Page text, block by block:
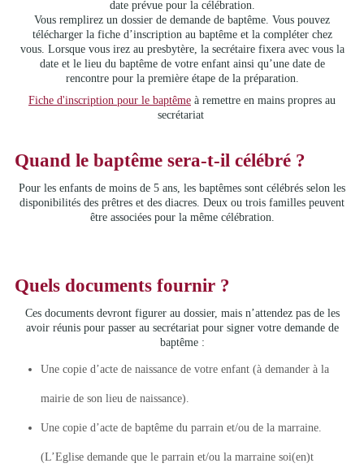
date prévue pour la célébration.
Vous remplirez un dossier de demande de baptême. Vous pouvez
télécharger la fiche d’inscription au baptême et la compléter chez
vous. Lorsque vous irez au presbytère, la secrétaire fixera avec vous la
date et le lieu du baptême de votre enfant ainsi qu’une date de
rencontre pour la première étape de la préparation.
Fiche d'inscription pour le baptême à remettre en mains propres au
secrétariat
Quand le baptême sera-t-il célébré ?
Pour les enfants de moins de 5 ans, les baptêmes sont célébrés selon les
disponibilités des prêtres et des diacres. Deux ou trois familles peuvent
être associées pour la même célébration.
Quels documents fournir ?
Ces documents devront figurer au dossier, mais n’attendez pas de les
avoir réunis pour passer au secrétariat pour signer votre demande de
baptême :
Une copie d’acte de naissance de votre enfant (à demander à la
mairie de son lieu de naissance).
Une copie d’acte de baptême du parrain et/ou de la marraine.
(L’Eglise demande que le parrain et/ou la marraine soi(en)t